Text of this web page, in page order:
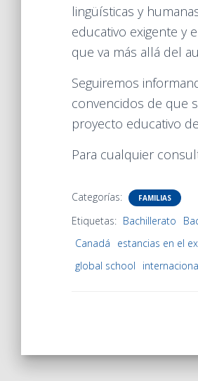
lingüísticas y
educativo exigente y
que va más allá del
Seguiremos
convencidos de que
proyecto educativo
Para cualquier
Categorías: FAMILIAS
Etiquetas: Bachillerato
Canadá
estancias en el
global school